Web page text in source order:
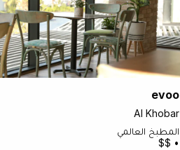
evoo
Al Khobar
المطبخ العالمي
• $$